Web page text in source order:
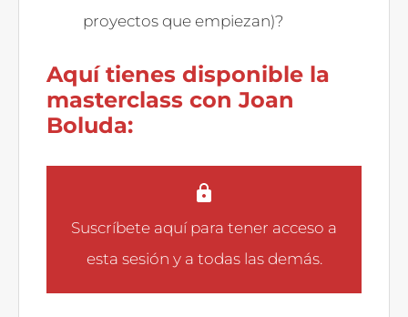
proyectos que empiezan)?
Aquí tienes disponible la
masterclass con Joan
Boluda:
Suscríbete aquípara tener acceso a
esta sesión y a todas las demás.